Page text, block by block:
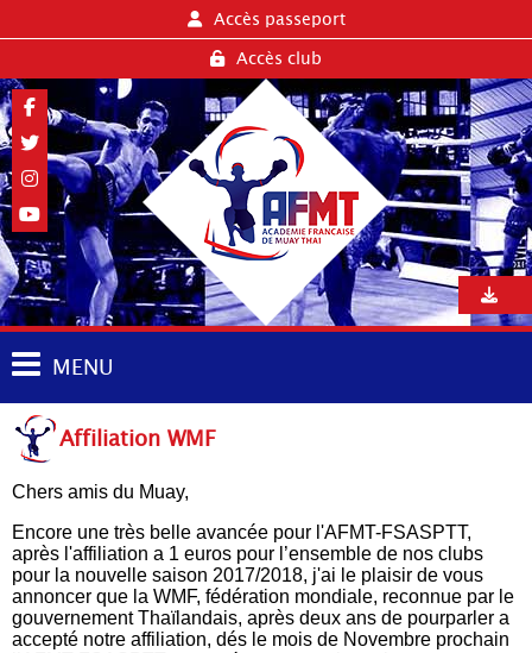
Accès passeport
Accès club
MENU
Affiliation WMF
Chers amis du Muay,
Encore une très belle avancée pour l'AFMT-FSASPTT,
après l'affiliation a 1 euros pour l’ensemble de nos clubs
pour la nouvelle saison 2017/2018, j'ai le plaisir de vous
annoncer que la WMF, fédération mondiale, reconnue par le
gouvernement Thaïlandais, après deux ans de pourparler a
accepté notre affiliation, dés le mois de Novembre prochain